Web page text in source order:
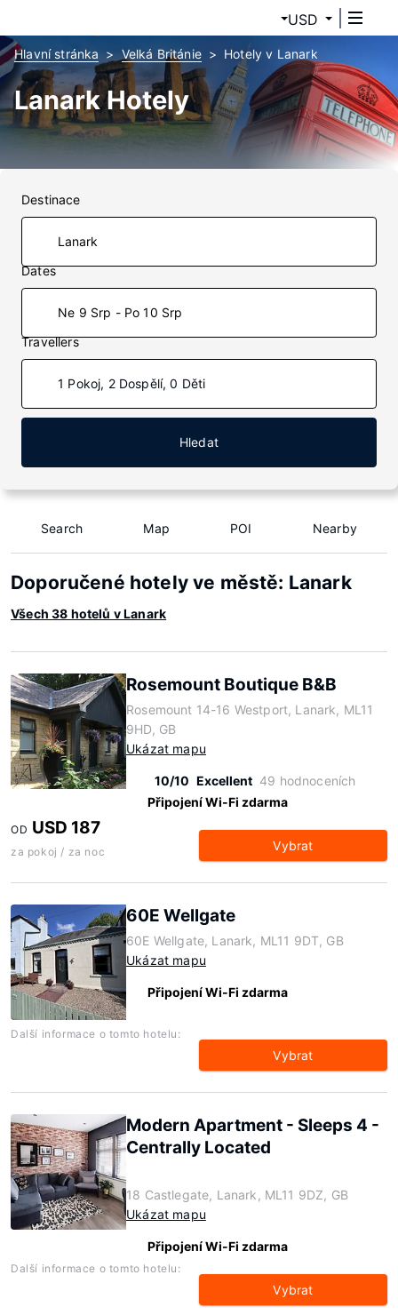
USD
Hlavní stránka Velká Británie Hotely v Lanark
Lanark Hotely
Destinace
Dates
Ne 9 Srp - Po 10 Srp
Travellers
1 Pokoj, 2 Dospělí, 0 Děti
Hledat
Search Map POI Nearby
Doporučené hotely ve městě: Lanark
Všech 38 hotelů v Lanark
Rosemount Boutique B&B
Rosemount 14-16 Westport, Lanark, ML11
9HD, GB
Ukázat mapu
10/10 Excellent 49 hodnoceních
Připojení Wi-Fi zdarma
OD USD 187
za pokoj / za noc Vybrat
60E Wellgate
60E Wellgate, Lanark, ML11 9DT, GB
Ukázat mapu
Připojení Wi-Fi zdarma
Další informace o tomto hotelu:
Vybrat
Modern Apartment - Sleeps 4 -
Centrally Located
18 Castlegate, Lanark, ML11 9DZ, GB
Ukázat mapu
Připojení Wi-Fi zdarma
Další informace o tomto hotelu:
Vybrat